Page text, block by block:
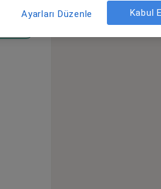
Ayarları Düzenle Kabul